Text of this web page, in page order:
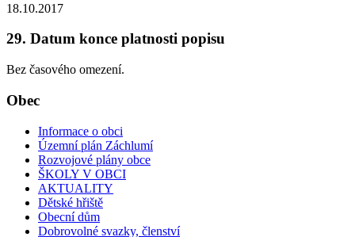
18.10.2017
29. Datum konce platnosti popisu
Bez časového omezení.
Obec
Informace o obci
Územní plán Záchlumí
Rozvojové plány obce
ŠKOLY V OBCI
AKTUALITY
Dětské hřiště
Obecní dům
Dobrovolné svazky, členství